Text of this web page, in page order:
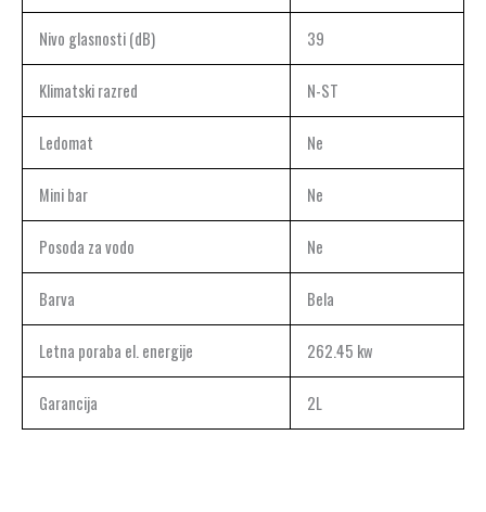
Nivo glasnosti (dB) 39
Klimatski razred N-ST
Ledomat Ne
Mini bar Ne
Posoda za vodo Ne
Barva Bela
Letna poraba el. energije 262.45 kw
Garancija 2L